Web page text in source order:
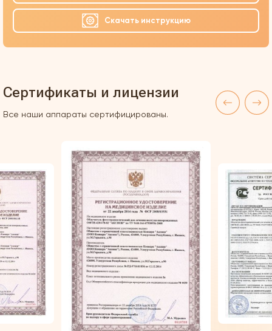
Скачать инструкцию
Сертификаты и лицензии
Все наши аппараты сертифицированы.